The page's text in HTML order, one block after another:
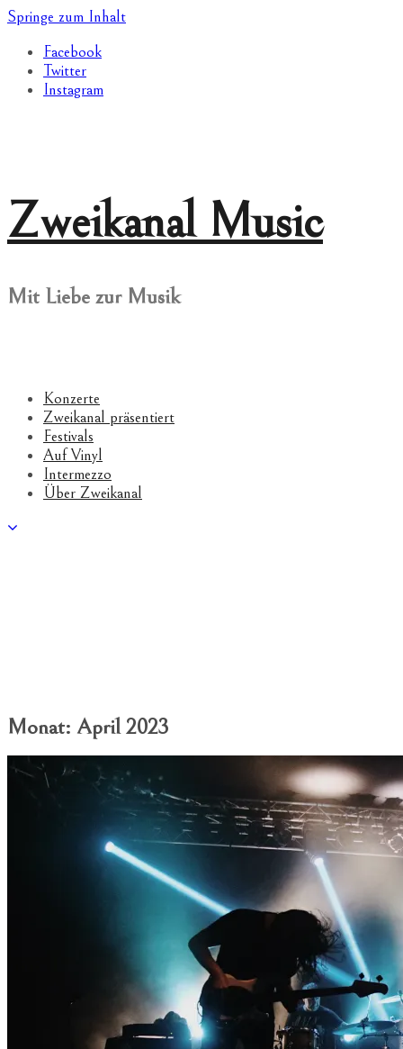
Springe zum Inhalt
Facebook
Twitter
Instagram
Zweikanal Music
Mit Liebe zur Musik
Konzerte
Zweikanal präsentiert
Festivals
Auf Vinyl
Intermezzo
Über Zweikanal
Monat: April 2023